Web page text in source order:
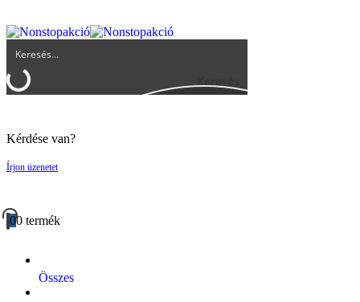
Keresés
Kérdése van?
Írjon üzenetet
00 termék
Összes